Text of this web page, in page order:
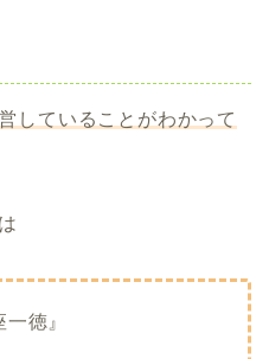
していることがわかって
徳』